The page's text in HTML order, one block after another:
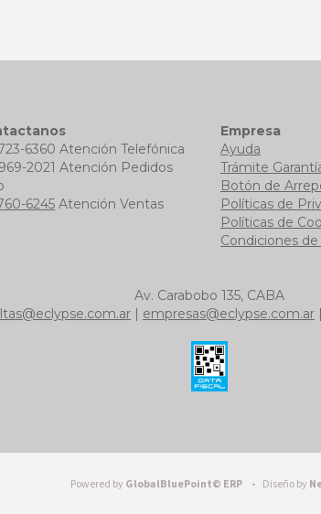
6360 Atención Telefónica
2021 Atención Pedidos
6245 Atención Ventas
Empresa
Ayuda
Trámite
Botón de
Políticas de
Políticas de
Condiciones de
Av. Carabobo 135, CABA
| empresas@eclypse.com.ar |
Powered by GlobalBluePoint© ERP - Diseño by